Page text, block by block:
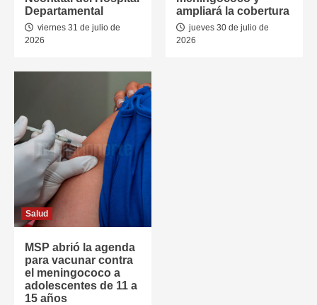
Departamental
viernes 31 de julio de
2026
ampliará la cobertura
jueves 30 de julio de
2026
Salud
MSP abrió la agenda
para vacunar contra
el meningococo a
adolescentes de 11 a
15 años